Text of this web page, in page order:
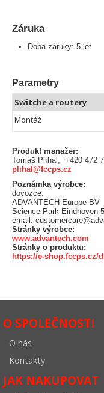
Záruka
Doba záruky: 5 let
Parametry
Switche a routery
Montáž
Produkt manažer:
Tomáš Plíhal, +420 472
plihal@fccps.cz
Poznámka výrobce:
dovozce:
ADVANTECH Europe BV
Science Park Eindhoven
email:
Stránky výrobce:
www.advantech.com
Stránky o produktu:
https://e-shop.fccps.cz/
O SPOLEČNOSTI
O nás
Kontakty
JAK NAKUPOVAT